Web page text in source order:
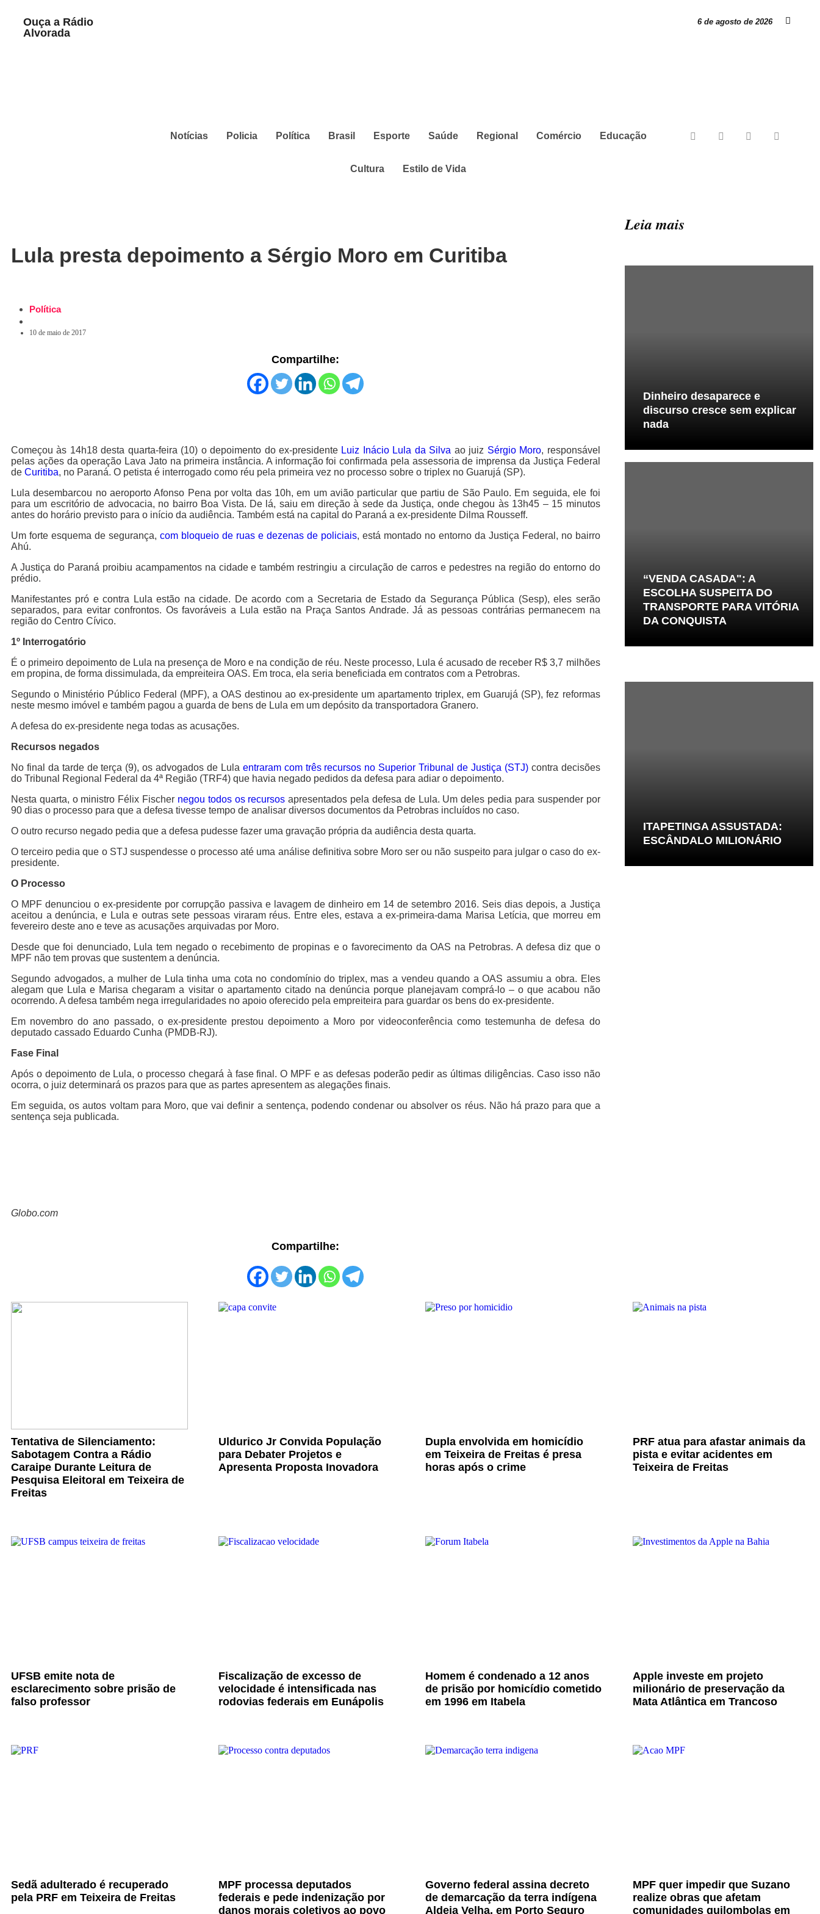
Ouça a Rádio
Alvorada
6 de agosto de 2026
Notícias Policia Política Brasil Esporte Saúde Regional Comércio Educação
Cultura Estilo de Vida
Lula presta depoimento a Sérgio Moro em Curitiba
Política
10 de maio de 2017
Compartilhe:
Começou às 14h18 desta quarta-feira (10) o depoimento do ex-presidente Luiz Inácio Lula da Silva ao juiz Sérgio Moro, responsável
pelas ações da operação Lava Jato na primeira instância. A informação foi confirmada pela assessoria de imprensa da Justiça Federal
de Curitiba, no Paraná. O petista é interrogado como réu pela primeira vez no processo sobre o triplex no Guarujá (SP).
Lula desembarcou no aeroporto Afonso Pena por volta das 10h, em um avião particular que partiu de São Paulo. Em seguida, ele foi
para um escritório de advocacia, no bairro Boa Vista. De lá, saiu em direção à sede da Justiça, onde chegou às 13h45 – 15 minutos
antes do horário previsto para o início da audiência. Também está na capital do Paraná a ex-presidente Dilma Rousseff.
Um forte esquema de segurança, com bloqueio de ruas e dezenas de policiais, está montado no entorno da Justiça Federal, no bairro
Ahú.
A Justiça do Paraná proibiu acampamentos na cidade e também restringiu a circulação de carros e pedestres na região do entorno do
prédio.
Manifestantes pró e contra Lula estão na cidade. De acordo com a Secretaria de Estado da Segurança Pública (Sesp), eles serão
separados, para evitar confrontos. Os favoráveis a Lula estão na Praça Santos Andrade. Já as pessoas contrárias permanecem na
região do Centro Cívico.
1º Interrogatório
É o primeiro depoimento de Lula na presença de Moro e na condição de réu. Neste processo, Lula é acusado de receber R$ 3,7 milhões
em propina, de forma dissimulada, da empreiteira OAS. Em troca, ela seria beneficiada em contratos com a Petrobras.
Segundo o Ministério Público Federal (MPF), a OAS destinou ao ex-presidente um apartamento triplex, em Guarujá (SP), fez reformas
neste mesmo imóvel e também pagou a guarda de bens de Lula em um depósito da transportadora Granero.
A defesa do ex-presidente nega todas as acusações.
Recursos negados
No final da tarde de terça (9), os advogados de Lula entraram com três recursos no Superior Tribunal de Justiça (STJ)contra decisões
do Tribunal Regional Federal da 4ª Região (TRF4) que havia negado pedidos da defesa para adiar o depoimento.
Nesta quarta, o ministro Félix Fischer negou todos os recursos apresentados pela defesa de Lula. Um deles pedia para suspender por
90 dias o processo para que a defesa tivesse tempo de analisar diversos documentos da Petrobras incluídos no caso.
O outro recurso negado pedia que a defesa pudesse fazer uma gravação própria da audiência desta quarta.
O terceiro pedia que o STJ suspendesse o processo até uma análise definitiva sobre Moro ser ou não suspeito para julgar o caso do ex-
presidente.
O Processo
O MPF denunciou o ex-presidente por corrupção passiva e lavagem de dinheiro em 14 de setembro 2016. Seis dias depois, a Justiça
aceitou a denúncia, e Lula e outras sete pessoas viraram réus. Entre eles, estava a ex-primeira-dama Marisa Letícia, que morreu em
fevereiro deste ano e teve as acusações arquivadas por Moro.
Desde que foi denunciado, Lula tem negado o recebimento de propinas e o favorecimento da OAS na Petrobras. A defesa diz que o
MPF não tem provas que sustentem a denúncia.
Segundo advogados, a mulher de Lula tinha uma cota no condomínio do triplex, mas a vendeu quando a OAS assumiu a obra. Eles
alegam que Lula e Marisa chegaram a visitar o apartamento citado na denúncia porque planejavam comprá-lo – o que acabou não
ocorrendo. A defesa também nega irregularidades no apoio oferecido pela empreiteira para guardar os bens do ex-presidente.
Em novembro do ano passado, o ex-presidente prestou depoimento a Moro por videoconferência como testemunha de defesa do
deputado cassado Eduardo Cunha (PMDB-RJ).
Fase Final
Após o depoimento de Lula, o processo chegará à fase final. O MPF e as defesas poderão pedir as últimas diligências. Caso isso não
ocorra, o juiz determinará os prazos para que as partes apresentem as alegações finais.
Em seguida, os autos voltam para Moro, que vai definir a sentença, podendo condenar ou absolver os réus. Não há prazo para que a
sentença seja publicada.
Globo.com
Compartilhe:
Leia mais
Dinheiro desaparece e
discurso cresce sem explicar
nada
“VENDA CASADA": A
ESCOLHA SUSPEITA DO
TRANSPORTE PARA VITÓRIA
DA CONQUISTA
ITAPETINGA ASSUSTADA:
ESCÂNDALO MILIONÁRIO
Tentativa de Silenciamento:
Sabotagem Contra a Rádio
Caraipe Durante Leitura de
Pesquisa Eleitoral em Teixeira de
Freitas
Uldurico Jr Convida População
para Debater Projetos e
Apresenta Proposta Inovadora
Dupla envolvida em homicídio
em Teixeira de Freitas é presa
horas após o crime
PRF atua para afastar animais da
pista e evitar acidentes em
Teixeira de Freitas
UFSB emite nota de
esclarecimento sobre prisão de
falso professor
Fiscalização de excesso de
velocidade é intensificada nas
rodovias federais em Eunápolis
Homem é condenado a 12 anos
de prisão por homicídio cometido
em 1996 em Itabela
Apple investe em projeto
milionário de preservação da
Mata Atlântica em Trancoso
Sedã adulterado é recuperado
pela PRF em Teixeira de Freitas
MPF processa deputados
federais e pede indenização por
danos morais coletivos ao povo
Governo federal assina decreto
de demarcação da terra indígena
Aldeia Velha, em Porto Seguro
MPF quer impedir que Suzano
realize obras que afetam
comunidades quilombolas em